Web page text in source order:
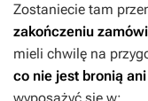
Zostaniecie tam
zakończeniu
mieli chwilę na
co nie jest bronią